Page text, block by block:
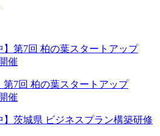
第7回 柏の葉スタートアップ
催